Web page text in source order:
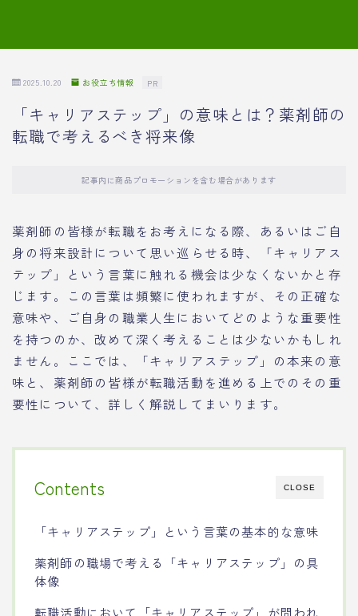
2025.10.20 お役立ち情報 PR
「キャリアステップ」の意味とは？薬剤師の
転職で考えるべき将来像
記事内に商品プロモーションを含む場合があります
薬剤師の皆様が転職をお考えになる際、あるいはご自
身の将来設計について思い巡らせる時、「キャリアス
テップ」という言葉に触れる機会は少なくないかと存
じます。この言葉は頻繁に使われますが、その正確な
意味や、ご自身の職業人生においてどのような重要性
を持つのか、改めて深く考えることは少ないかもしれ
ません。ここでは、「キャリアステップ」の本来の意
味と、薬剤師の皆様が転職活動を進める上でのその重
要性について、詳しく解説してまいります。
CLOSE
Contents
「キャリアステップ」という言葉の基本的な意味
薬剤師の職場で考える「キャリアステップ」の具
体像
転職活動において「キャリアステップ」が問われ